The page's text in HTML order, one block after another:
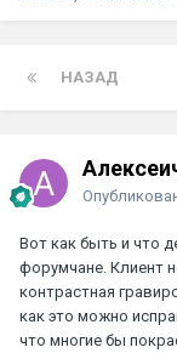
НАЗАД
Вот как быть и что
форумчане. Клиент
контрастная
как это можно
что многие бы